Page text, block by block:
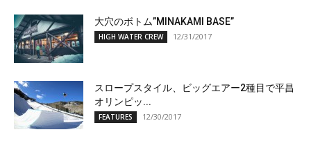
大穴のボトム”MINAKAMI BASE”
HIGH WATER CREW 12/31/2017
スロープスタイル、ビッグエアー2種目で平昌
オリンピッ...
FEATURES 12/30/2017